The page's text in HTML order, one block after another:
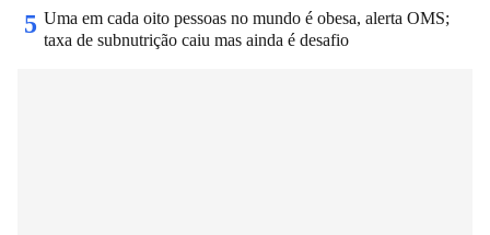
5 Uma em cada oito pessoas no mundo é obesa, alerta OMS;
taxa de subnutrição caiu mas ainda é desafio